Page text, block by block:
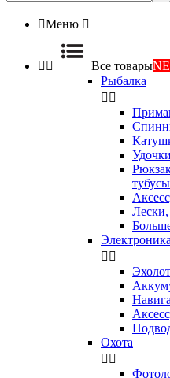
Меню 
  Все товары
Рыбалка
 
Электроника
 
Охота
 